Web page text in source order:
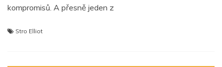
kompromisů. A přesně jeden z
Stro Elliot